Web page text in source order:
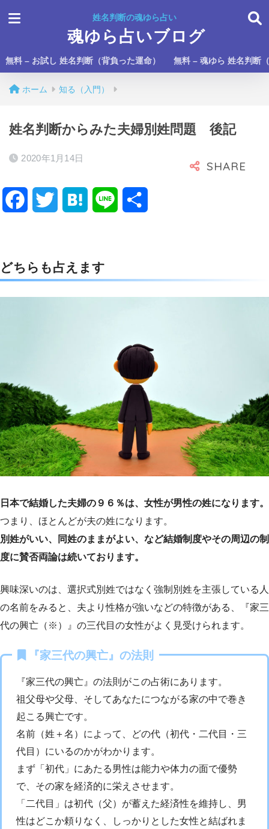
姓名判断の魂ゆら占い
魂ゆら占いブログ
無料 – お試し 姓名判断（背負った運命） 無料 – 魂ゆら 姓名判断
ホーム 知る（入門）
姓名判断からみた夫婦別姓問題 後記
2020年1月14日
e
b
t
t
e
n
どちらも占えます
日本で結婚した夫婦の９６％は、女性が男性の姓になります。
つまり、ほとんどが夫の姓になります。
別姓がいい、同姓のままがよい、など結婚制度やその周辺の制
度に賛否両論は続いております。
興味深いのは、選択式別姓ではなく強制別姓を主張している人
の名前をみると、夫より性格が強いなどの特徴がある、『家三
代の興亡（※）』の三代目の女性がよく見受けられます。
『家三代の興亡』の法則
『家三代の興亡』の法則がこの占術にあります。
祖父母や父母、そしてあなたにつながる家の中で巻き
起こる興亡です。
名前（姓＋名）によって、どの代（初代・二代目・三
代目）にいるのかがわかります。
まず「初代」にあたる男性は能力や体力の面で優勢
で、その家を経済的に栄えさせます。
「二代目」は初代（父）が蓄えた経済性を維持し、男
性はどこか頼りなく、しっかりとした女性と結ばれま